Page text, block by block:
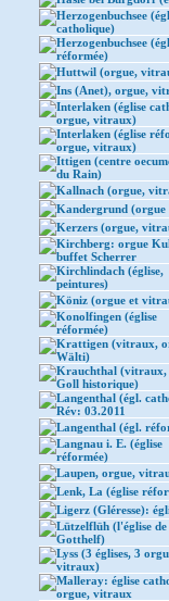
Herzogenbuchsee
catholique)
Herzogenbuchsee
réformée)
Huttwil (orgue,
Ins (Anet), orgue,
Interlaken (église
orgue, vitraux)
Interlaken (église
orgue, vitraux)
Ittigen (centre
du Rain)
Kallnach (orgue,
Kandergrund
Kerzers (orgue,
Kirchberg: orgue
buffet Scherrer
Kirchlindach (église,
peintures)
Köniz (orgue et
Konolfingen (église
réformée)
Krattigen (vitraux,
Wälti)
Krauchthal (vitraux,
Goll historique)
Langenthal (égl.
Rév: 03.2011
Langenthal (égl.
Langnau i. E. (église
réformée)
Laupen, orgue,
Lenk, La (église
Ligerz (Gléresse):
Lützelflüh (l'église de
Gotthelf)
Lyss (3 églises, 3
vitraux)
Malleray: église
orgue, vitraux